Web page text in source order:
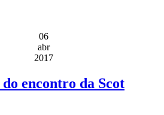
06
abr
2017
encontro da Scot